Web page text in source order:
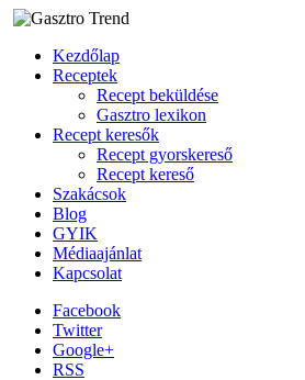
Kezdőlap
Receptek
Recept beküldése
Gasztro lexikon
Recept keresők
Recept gyorskereső
Recept kereső
Szakácsok
Blog
GYIK
Médiaajánlat
Kapcsolat
Facebook
Twitter
Google+
RSS